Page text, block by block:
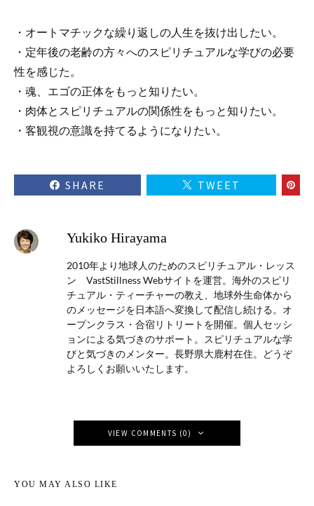
・オートマチックな繰り返しの人生を抜け出したい。
・定年後の老齢の方々へのスピリチュアルな学びの必要
性を感じた。
・魂、エゴの正体をもっと知りたい。
・肉体とスピリチュアルの関係性をもっと知りたい。
・客観視の意識を持てるようになりたい。
SHARE TWEET
Yukiko Hirayama
2010年より地球人のためのスピリチュアル・レッス
ン VastStillness Webサイトを運営。海外のスピリ
チュアル・ティーチャーの教え、地球外生命体から
のメッセージを日本語へ変換して配信し続ける。オ
ープンクラス・合宿リトリートを開催。個人セッシ
ョンによる気づきのサポート。スピリチュアルな学
びと気づきのメンター。長野県大鹿村在住。どうぞ
よろしくお願いいたします。
VIEW COMMENTS (0)
YOU MAY ALSO LIKE